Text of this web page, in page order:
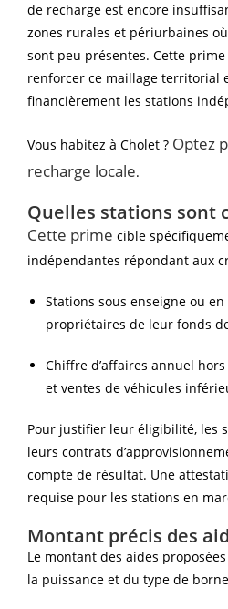
de recharge est encore
zones rurales et périurbaines
sont peu présentes. Cette
renforcer ce maillage territorial
financièrement les stations
Vous habitez à Cholet ? Optez
recharge locale.
Quelles stations sont
Cette prime cible
indépendantes répondant aux
Stations sous enseigne ou
propriétaires de leur fonds
Chiffre d’affaires annuel
et ventes de véhicules
Pour justifier leur éligibilité, les
leurs contrats
compte de résultat. Une
requise pour les stations en
Montant précis des
Le montant des aides
la puissance et du type de